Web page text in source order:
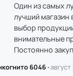
Один из самых
лучший
выбор
внимательные
Постоянно
6046 ·